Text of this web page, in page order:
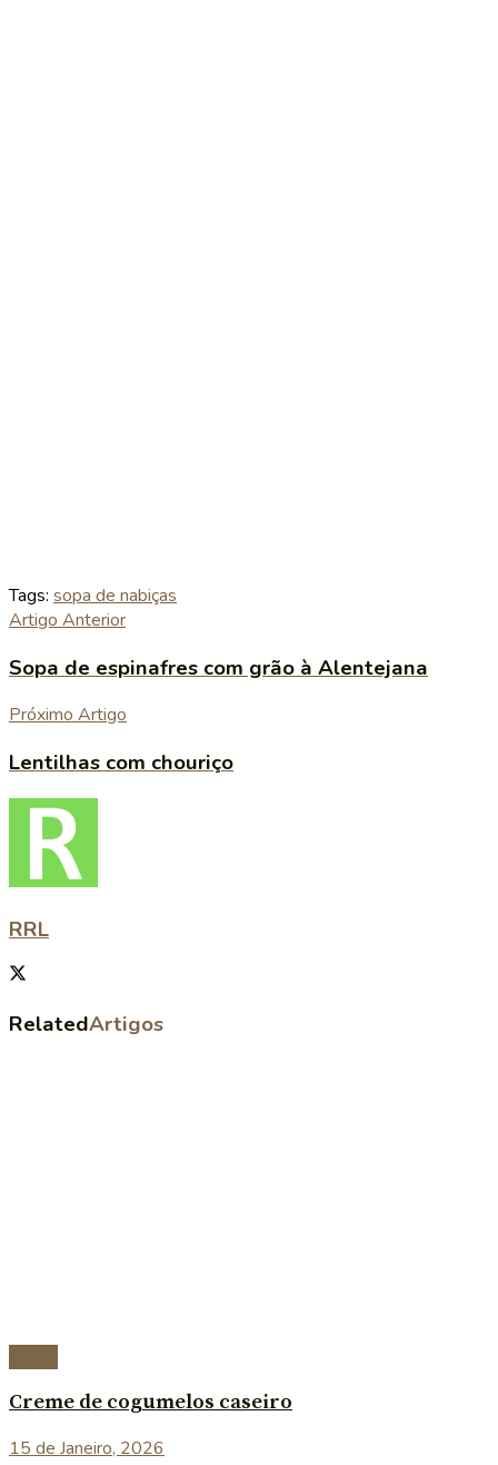
Tags: sopa de nabiças
Artigo Anterior
Sopa de espinafres com grão à Alentejana
Próximo Artigo
Lentilhas com chouriço
RRL
RelatedArtigos
Creme de cogumelos caseiro
15 de Janeiro, 2026